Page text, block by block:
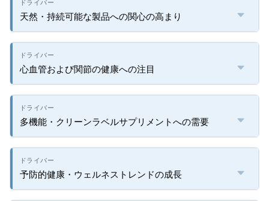
天然・持続可能な製品への関心の高まり
心血管および関節の健康への注目
多機能・クリーンラベルサプリメントへの需要
予防的健康・ウェルネストレンドの成長